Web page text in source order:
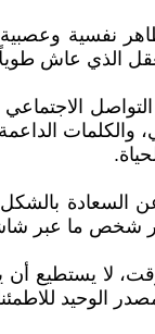
نفسية
الذي عاش
والكلمات
السعادة
شخص ما عبر
لا يستطيع
الوحيد